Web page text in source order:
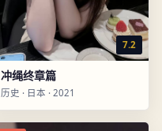
7.2
冲绳终章篇
历史 · 日本 · 2021